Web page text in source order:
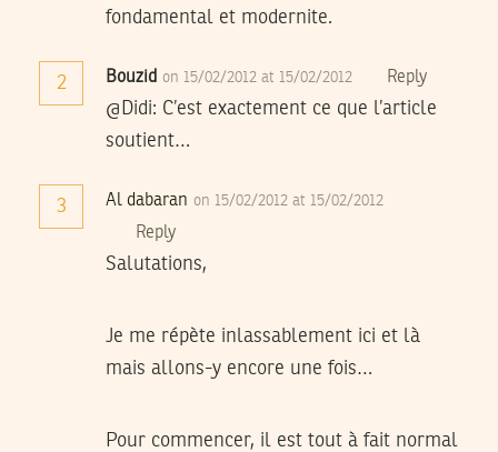
fondamental et modernite.
2 Bouzid on 15/02/2012 at 15/02/2012 Reply
@Didi: C’est exactement ce que l’article
soutient…
3 Al dabaran on 15/02/2012 at 15/02/2012
Reply
Salutations,
Je me répète inlassablement ici et là
mais allons-y encore une fois…
Pour commencer, il est tout à fait normal